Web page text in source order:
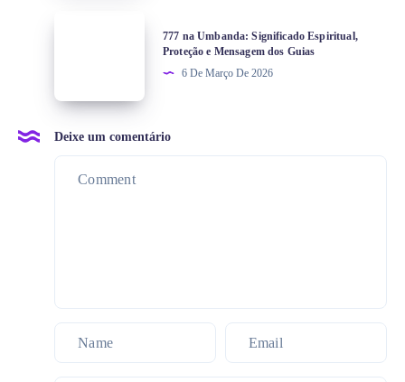
777 na Umbanda: Significado Espiritual,
Proteção e Mensagem dos Guias
6 De Março De 2026
Deixe um comentário